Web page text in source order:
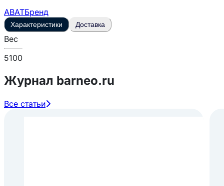
ABATБренд
Характеристики Доставка
Вес
5100
Журнал barneo.ru
Все статьи